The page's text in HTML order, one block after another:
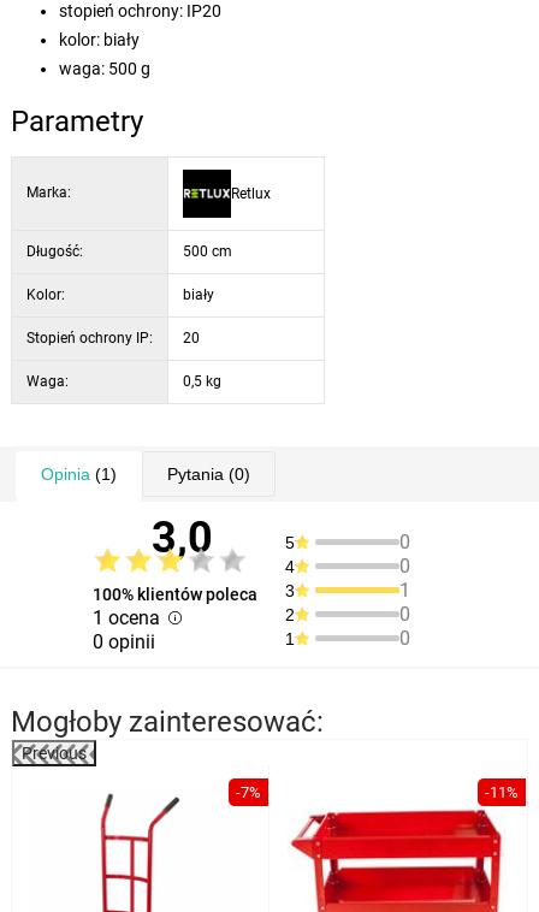
stopień ochrony: IP20
kolor: biały
waga: 500 g
Parametry
Marka: Retlux
Długość: 500 cm
Kolor: biały
Stopień ochrony IP: 20
Waga: 0,5 kg
Opinia (1) Pytania (0)
3,0
100% klientów poleca
1 ocena
0 opinii
5 0
4 0
3 1
2 0
1 0
Mogłoby zainteresować:
Previous
-7% -11%